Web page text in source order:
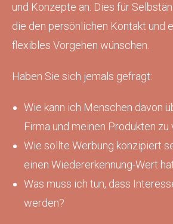
und Konzepte an. Dies für
die den persönlichen Kontakt und
flexibles Vorgehen wünschen.
Haben Sie sich jemals gefragt:
Wie kann ich Menschen davon
Firma und meinen Produkten zu
Wie sollte Werbung konzipiert
einen Wiedererkennung-Wert
Was muss ich tun, dass
werden?